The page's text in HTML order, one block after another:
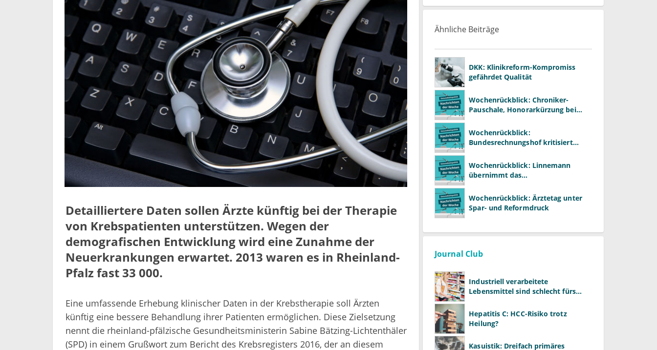
Detailliertere Daten sollen Ärzte künftig bei der Therapie
von Krebspatienten unterstützen. Wegen der
demografischen Entwicklung wird eine Zunahme der
Neuerkrankungen erwartet. 2013 waren es in Rheinland-
Pfalz fast 33 000.
Eine umfassende Erhebung klinischer Daten in der Krebstherapie soll Ärzten
künftig eine bessere Behandlung ihrer Patienten ermöglichen. Diese Zielsetzung
nennt die rheinland-pfälzische Gesundheitsministerin Sabine Bätzing-Lichtenthäler
(SPD) in einem Grußwort zum Bericht des Krebsregisters 2016, der an diesem
Ähnliche Beiträge
DKK: Klinikreform-Kompromiss
gefährdet Qualität
Wochenrückblick: Chroniker-
Pauschale, Honorarkürzung bei
Wochenrückblick:
Bundesrechnungshof kritisiert
Vergütung
Wochenrückblick: Linnemann
übernimmt das
Warken
Wochenrückblick: Ärztetag unter
Spar- und Reformdruck
Journal Club
Industriell verarbeitete
Lebensmittel sind schlecht fürs
Hepatitis C: HCC-Risiko trotz
Heilung?
Kasuistik: Dreifach primäres